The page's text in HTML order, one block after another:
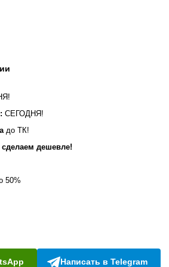
СЕГОДНЯ!
до ТК!
сделаем дешевле!
50%
Написать в Telegram